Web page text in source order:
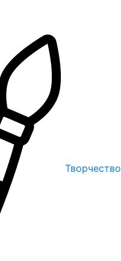
Творчество